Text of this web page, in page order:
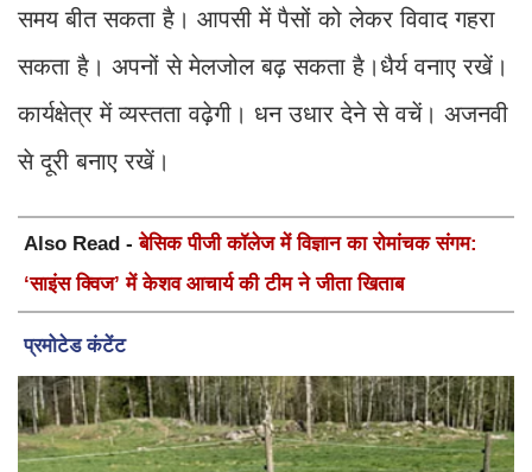
समय बीत सकता है। आपसी में पैसों को लेकर विवाद गहरा
सकता है। अपनों से मेलजोल बढ़ सकता है।धैर्य वनाए रखें।
कार्यक्षेत्र में व्यस्तता वढ़ेगी। धन उधार देने से वचें। अजनवी
से दूरी बनाए रखें।
Also Read -बेसिक पीजी कॉलेज में विज्ञान का रोमांचक संगम:
‘साइंस क्विज’ में केशव आचार्य की टीम ने जीता खिताब